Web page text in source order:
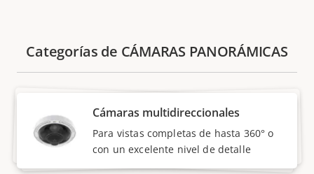
Categorías de CÁMARAS PANORÁMICAS
Cámaras multidireccionales
Para vistas completas de hasta 360° o
con un excelente nivel de detalle